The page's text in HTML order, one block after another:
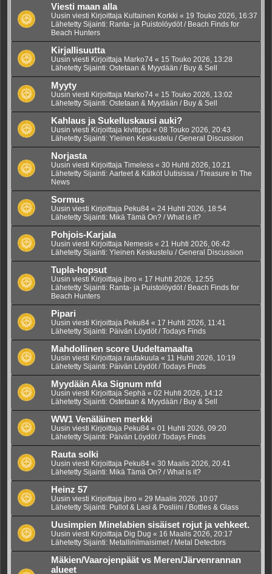
Viesti maan alla
Uusin viesti Kirjoittaja Kultainen Korkki « 19 Touko 2026, 16:37
Lähetetty Sijainti: Ranta- ja Puistolöydöt / Beach Finds for
Beach Hunters
Kirjallisuutta
Uusin viesti Kirjoittaja Marko74 « 15 Touko 2026, 13:28
Lähetetty Sijainti: Ostetaan & Myydään / Buy & Sell
Myyty
Uusin viesti Kirjoittaja Marko74 « 15 Touko 2026, 13:02
Lähetetty Sijainti: Ostetaan & Myydään / Buy & Sell
Kahlaus ja Sukelluskausi auki?
Uusin viesti Kirjoittaja kivitippu « 08 Touko 2026, 20:43
Lähetetty Sijainti: Yleinen Keskustelu / General Discussion
Norjasta
Uusin viesti Kirjoittaja Timeless « 30 Huhti 2026, 10:21
Lähetetty Sijainti: Aarteet & Kätköt Uutisissa / Treasure In The
News
Sormus
Uusin viesti Kirjoittaja Peku84 « 24 Huhti 2026, 18:54
Lähetetty Sijainti: Mikä Tämä On? / What is it?
Pohjois-Karjala
Uusin viesti Kirjoittaja Nemesis « 21 Huhti 2026, 06:42
Lähetetty Sijainti: Yleinen Keskustelu / General Discussion
Tupla-hopsut
Uusin viesti Kirjoittaja jbro « 17 Huhti 2026, 12:55
Lähetetty Sijainti: Ranta- ja Puistolöydöt / Beach Finds for
Beach Hunters
Pipari
Uusin viesti Kirjoittaja Peku84 « 17 Huhti 2026, 11:41
Lähetetty Sijainti: Päivän Löydöt / Todays Finds
Mahdollinen score Uudeltamaalta
Uusin viesti Kirjoittaja rautakuula « 11 Huhti 2026, 10:19
Lähetetty Sijainti: Päivän Löydöt / Todays Finds
Myydään Aka Signum mfd
Uusin viesti Kirjoittaja Sephä « 02 Huhti 2026, 14:12
Lähetetty Sijainti: Ostetaan & Myydään / Buy & Sell
WW1 Venäläinen merkki
Uusin viesti Kirjoittaja Peku84 « 01 Huhti 2026, 09:20
Lähetetty Sijainti: Päivän Löydöt / Todays Finds
Rauta solki
Uusin viesti Kirjoittaja Peku84 « 30 Maalis 2026, 20:41
Lähetetty Sijainti: Mikä Tämä On? / What is it?
Heinz 57
Uusin viesti Kirjoittaja jbro « 29 Maalis 2026, 10:07
Lähetetty Sijainti: Pullot & Lasi & Posliini / Bottles & Glass
Uusimpien Minelabien sisäiset rojut ja vehkeet.
Uusin viesti Kirjoittaja Dig Dug « 16 Maalis 2026, 20:17
Lähetetty Sijainti: Metallinilmaisimet / Metal Detectors
Mäkien/Vaarojenpäät vs Meren/Järvenrannan
alueet